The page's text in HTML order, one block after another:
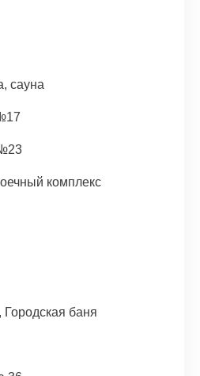
сауна
комплекс
Городская баня